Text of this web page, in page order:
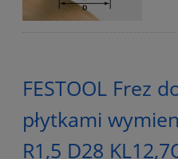
FESTOOL Frez
płytkami
R1,5 D28